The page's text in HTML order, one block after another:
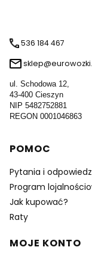
536 184 467
ul. Schodowa 12,
43-400 Cieszyn
NIP 5482752881
REGON 0001046863
Linki w stopce
POMOC
Pytania i
Program
Jak kupować?
Raty
MOJE KONTO